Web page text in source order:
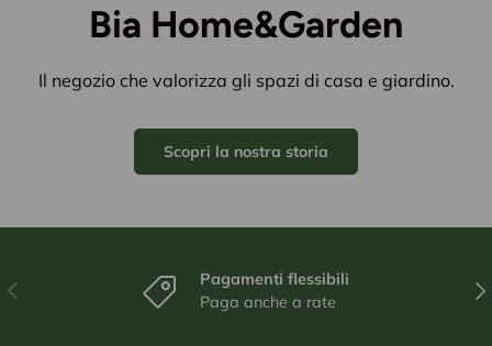
Bia Home&Garden
Il negozio che valorizza gli spazi di casa e giardino.
Scopri la nostra storia
Indietro
Pagamenti flessibili
Paga anche a rate